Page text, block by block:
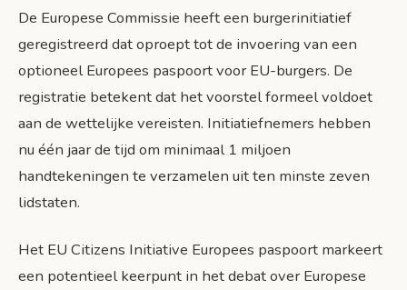
De Europese Commissie heeft een burgerinitiatief
geregistreerd dat oproept tot de invoering van een
optioneel Europees paspoort voor EU-burgers. De
registratie betekent dat het voorstel formeel voldoet
aan de wettelijke vereisten. Initiatiefnemers hebben
nu één jaar de tijd om minimaal 1 miljoen
handtekeningen te verzamelen uit ten minste zeven
lidstaten.
Het EU Citizens Initiative Europees paspoort markeert
een potentieel keerpunt in het debat over Europese